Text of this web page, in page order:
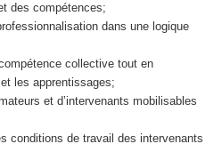
des compétences;
dans une logique
collective tout en
les apprentissages;
et d’intervenants mobilisables
conditions de travail des intervenants